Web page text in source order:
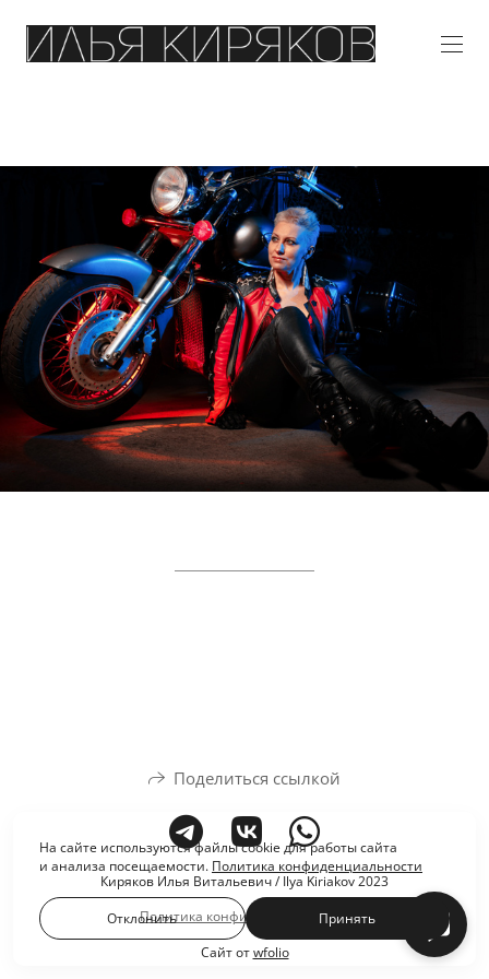
Поделиться ссылкой
Киряков Илья Витальевич / Ilya Kiriakov 2023
Политика конфиденциальности
Сайт отwfolio
На сайте используются файлы cookie для работы сайта
и анализа посещаемости. Политика конфиденциальности
Отклонить Принять